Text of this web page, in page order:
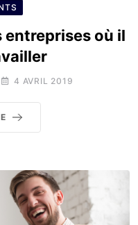
entreprises où il
4 AVRIL 2019